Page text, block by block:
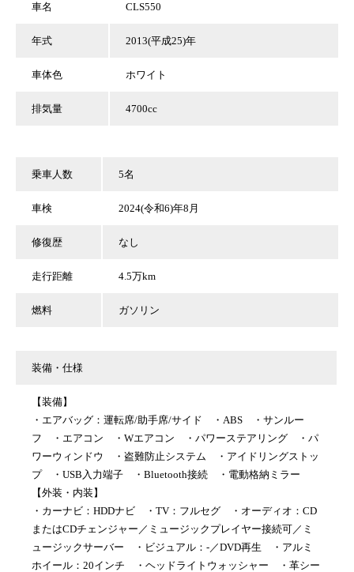
車名 CLS550
年式 2013(平成25)年
車体色 ホワイト
排気量 4700cc
乗車人数 5名
車検 2024(令和6)年8月
修復歴 なし
走行距離 4.5万km
燃料 ガソリン
装備・仕様
【装備】
・エアバッグ：運転席/助手席/サイド ・ABS ・サンルー
フ ・ エアコン ・Wエアコン ・ パワーステアリング ・パ
ワーウィンドウ ・盗難防止システム ・アイドリングストッ
プ ・USB入力端子 ・Bluetooth接続 ・電動格納ミラー
【外装・内装】
・カーナビ：HDDナビ ・TV：フルセグ ・オーディオ：CD
またはCDチェンジャー／ミュージックプレイヤー接続可／ミ
ュージックサーバー ・ビジュアル：-／DVD再生 ・アルミ
ホイール：20インチ ・ヘッドライトウォッシャー ・革シー